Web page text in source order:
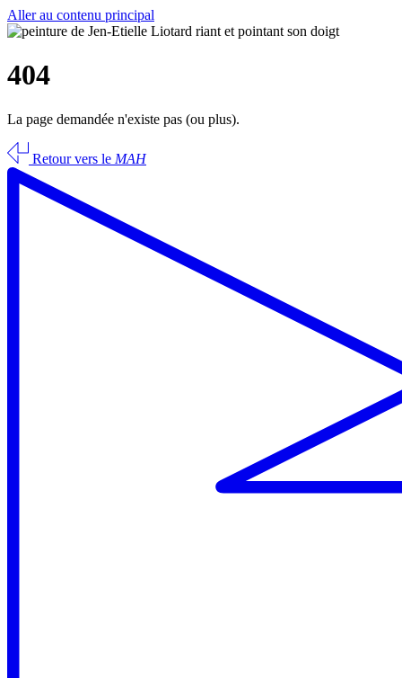
Aller au contenu principal
404
La page demandée n'existe pas (ou plus).
Retour vers le MAH